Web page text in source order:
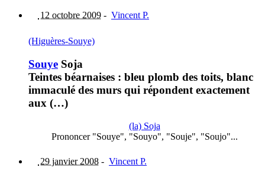
12 octobre 2009 - Vincent P.
(Higuères-Souye)
Souye Soja
Teintes béarnaises : bleu plomb des toits, blanc
immaculé des murs qui répondent exactement
aux (…)
(la) Soja
Prononcer "Souye", "Souyo", "Souje", "Soujo"...
29 janvier 2008 - Vincent P.